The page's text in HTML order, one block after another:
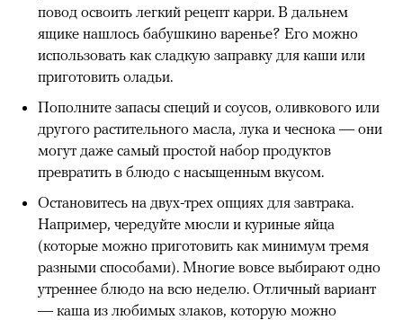
повод освоить легкий рецепт карри. В дальнем
ящике нашлось бабушкино варенье? Его можно
использовать как сладкую заправку для каши или
приготовить оладьи.
Пополните запасы специй и соусов, оливкового или
другого растительного масла, лука и чеснока — они
могут даже самый простой набор продуктов
превратить в блюдо с насыщенным вкусом.
Остановитесь на двух-трех опциях для завтрака.
Например, чередуйте мюсли и куриные яйца
(которые можно приготовить как минимум тремя
разными способами). Многие вовсе выбирают одно
утреннее блюдо на всю неделю. Отличный вариант
— каша из любимых злаков, которую можно